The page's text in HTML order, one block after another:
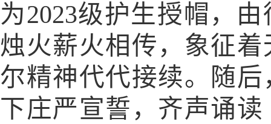
为2023级护生授帽，
烛火薪火相传，象征
尔精神代代接续。随
下庄严宣誓，齐声诵